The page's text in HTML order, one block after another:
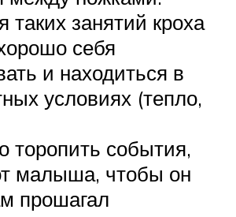
таких занятий кроха
себя
и находиться в
условиях (тепло,
торопить события,
малыша, чтобы он
прошагал